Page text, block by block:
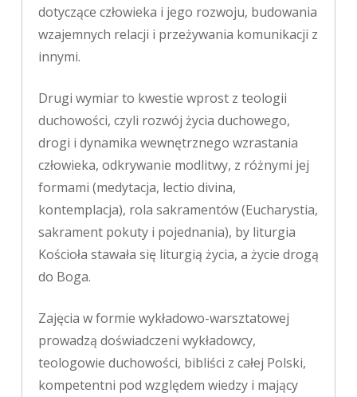
dotyczące człowieka i jego rozwoju, budowania
wzajemnych relacji i przeżywania komunikacji z
innymi.
Drugi wymiar to kwestie wprost z teologii
duchowości, czyli rozwój życia duchowego,
drogi i dynamika wewnętrznego wzrastania
człowieka, odkrywanie modlitwy, z różnymi jej
formami (medytacja, lectio divina,
kontemplacja), rola sakramentów (Eucharystia,
sakrament pokuty i pojednania), by liturgia
Kościoła stawała się liturgią życia, a życie drogą
do Boga.
Zajęcia w formie wykładowo-warsztatowej
prowadzą doświadczeni wykładowcy,
teologowie duchowości, bibliści z całej Polski,
kompetentni pod względem wiedzy i mający